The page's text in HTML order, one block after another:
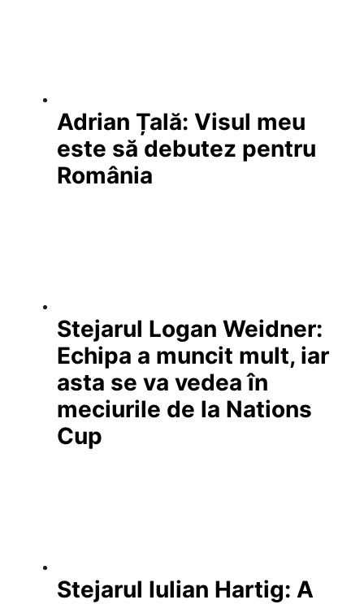
Adrian Țală: Visul meu
este să debutez pentru
România
Stejarul Logan Weidner:
Echipa a muncit mult, iar
asta se va vedea în
meciurile de la Nations
Cup
Stejarul Iulian Hartig: A